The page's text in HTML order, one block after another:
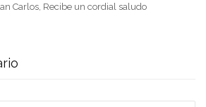
Carlos, Recibe un cordial saludo